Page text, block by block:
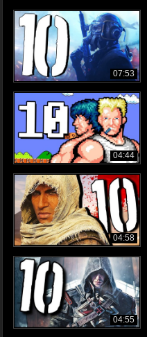
07:53
04:44
04:58
04:55